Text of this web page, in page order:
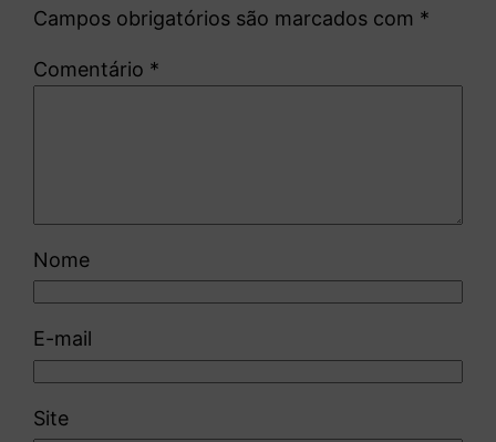
Campos obrigatórios são marcados com *
Comentário *
Nome
E-mail
Site